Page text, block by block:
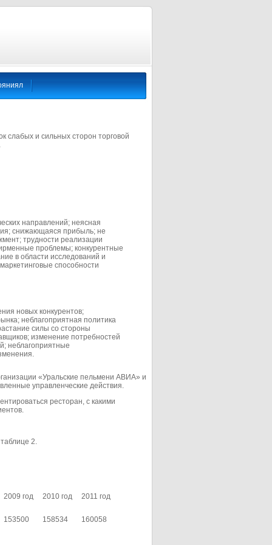
слабых и сильных сторон торговой
направлений; неясная
снижающаяся прибыль; не
трудности реализации
проблемы; конкурентные
в области исследований и
способности
новых конкурентов;
неблагоприятная политика
силы со стороны
изменение потребностей
неблагоприятные
«Уральские пельмени АВИА» и
управленческие действия.
ресторан, с какими
2.
2009 год 2010 год 2011 год
153500 158534 160058